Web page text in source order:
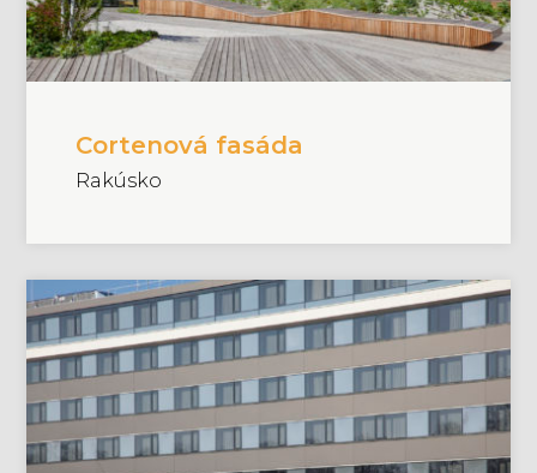
Cortenová fasáda
Rakúsko